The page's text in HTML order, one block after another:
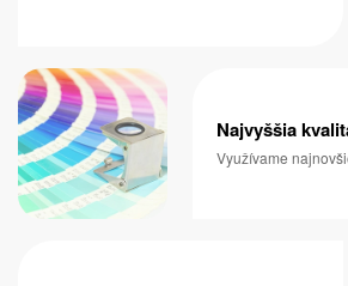
Najvyššia
Využívame